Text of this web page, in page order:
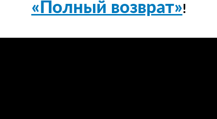
«Полный возврат»!